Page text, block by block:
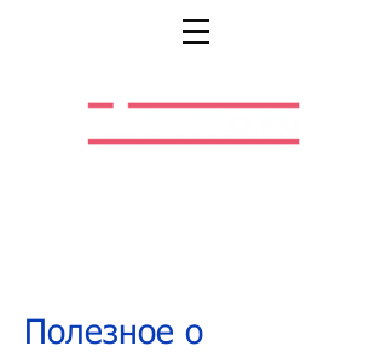
Полезное о